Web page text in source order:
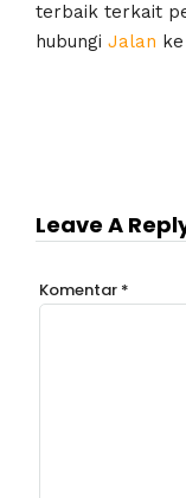
terbaik terkait
hubungi Jalan
Leave A
Komentar *